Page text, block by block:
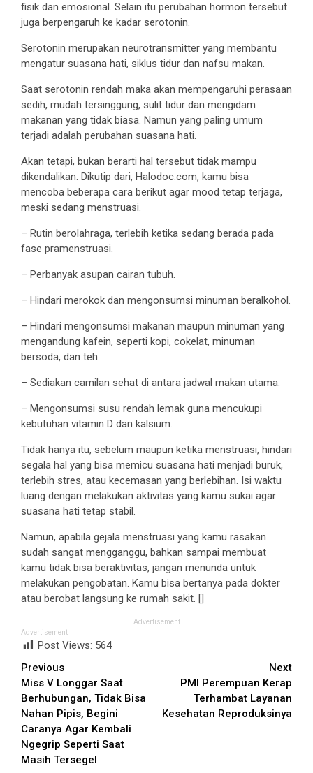
fisik dan emosional. Selain itu perubahan hormon tersebut
juga berpengaruh ke kadar serotonin.
Serotonin merupakan neurotransmitter yang membantu
mengatur suasana hati, siklus tidur dan nafsu makan.
Saat serotonin rendah maka akan mempengaruhi perasaan
sedih, mudah tersinggung, sulit tidur dan mengidam
makanan yang tidak biasa. Namun yang paling umum
terjadi adalah perubahan suasana hati.
Akan tetapi, bukan berarti hal tersebut tidak mampu
dikendalikan. Dikutip dari, Halodoc.com, kamu bisa
mencoba beberapa cara berikut agar mood tetap terjaga,
meski sedang menstruasi.
– Rutin berolahraga, terlebih ketika sedang berada pada
fase pramenstruasi.
– Perbanyak asupan cairan tubuh.
– Hindari merokok dan mengonsumsi minuman beralkohol.
– Hindari mengonsumsi makanan maupun minuman yang
mengandung kafein, seperti kopi, cokelat, minuman
bersoda, dan teh.
– Sediakan camilan sehat di antara jadwal makan utama.
– Mengonsumsi susu rendah lemak guna mencukupi
kebutuhan vitamin D dan kalsium.
Tidak hanya itu, sebelum maupun ketika menstruasi, hindari
segala hal yang bisa memicu suasana hati menjadi buruk,
terlebih stres, atau kecemasan yang berlebihan. Isi waktu
luang dengan melakukan aktivitas yang kamu sukai agar
suasana hati tetap stabil.
Namun, apabila gejala menstruasi yang kamu rasakan
sudah sangat mengganggu, bahkan sampai membuat
kamu tidak bisa beraktivitas, jangan menunda untuk
melakukan pengobatan. Kamu bisa bertanya pada dokter
atau berobat langsung ke rumah sakit. []
Advertisement
Advertisement
Post Views: 564
Continue
Reading
Previous
Miss V Longgar Saat
Berhubungan, Tidak Bisa
Nahan Pipis, Begini
Caranya Agar Kembali
Ngegrip Seperti Saat
Masih Tersegel
Next
PMI Perempuan Kerap
Terhambat Layanan
Kesehatan Reproduksinya